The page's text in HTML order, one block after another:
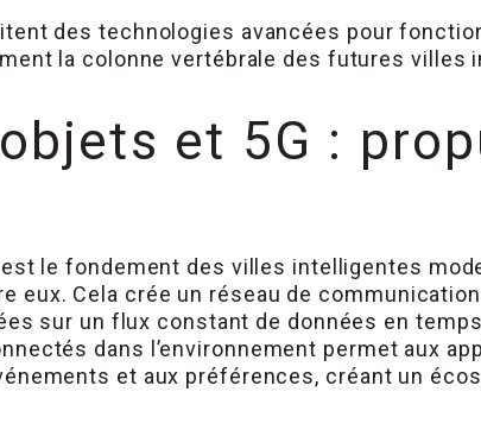
des technologies avancées pour
la colonne vertébrale des futures villes
et 5G :
le fondement des villes intelligentes
eux. Cela crée un réseau de
sur un flux constant de données en
dans l’environnement permet aux
et aux préférences, créant un